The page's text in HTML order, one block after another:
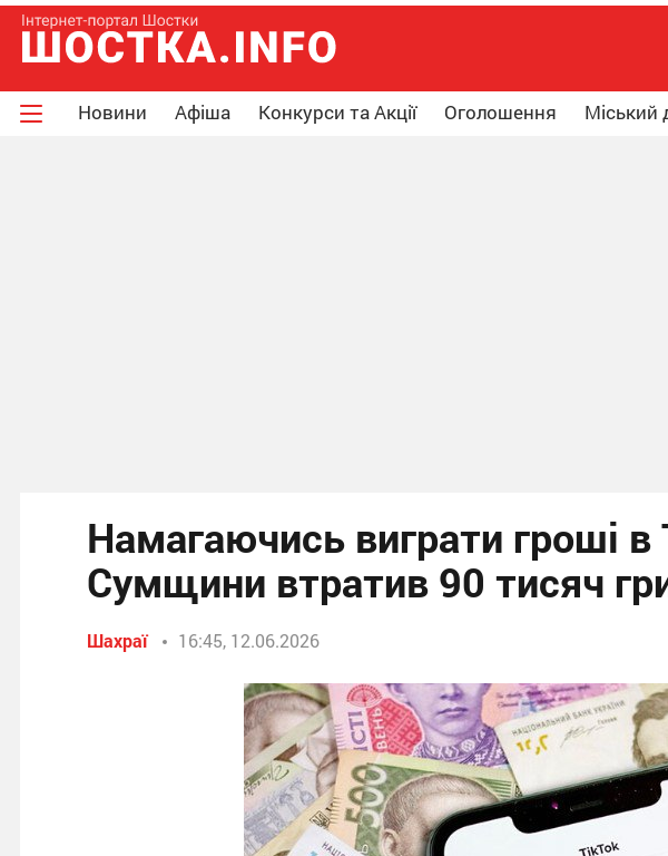
Новини Афіша Конкурси та Акції Оголошення Міський
Намагаючись виграти гроші
Сумщини втратив 90 тисяч
Шахраї 16:45, 12.06.2026